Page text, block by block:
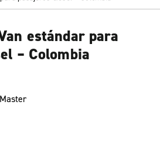
estándar para
– Colombia